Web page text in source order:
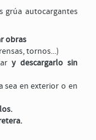
grúa autocargantes
obras
tornos...)
y descargarlo sin
sea en exterior o en